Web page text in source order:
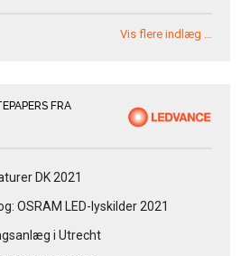
Vis flere indlæg …
FRA
DK 2021
OSRAM LED-lyskilder 2021
i Utrecht